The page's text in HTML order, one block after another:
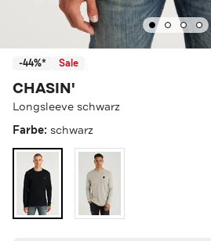
-44%* Sale
CHASIN'
Longsleeve schwarz
Farbe: schwarz